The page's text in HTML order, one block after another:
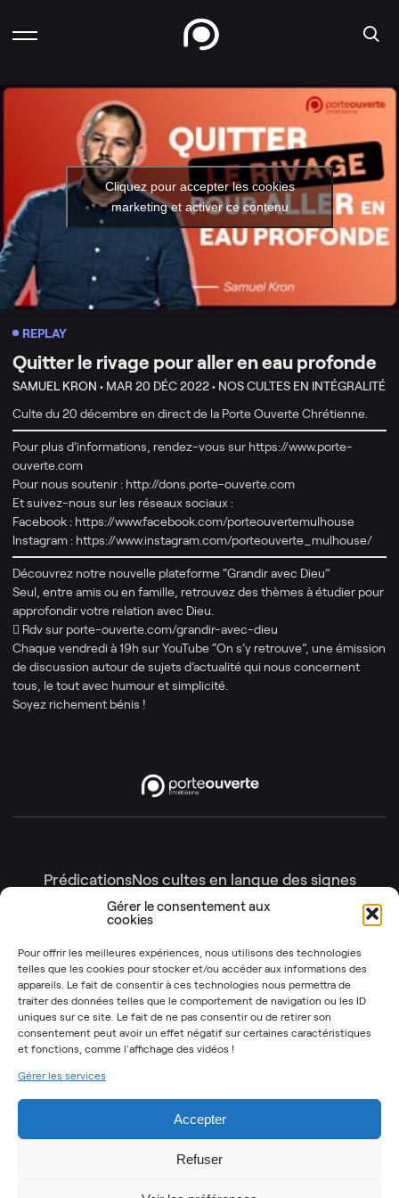
Gérer le consentement aux
cookies
Pour offrir les meilleures expériences, nous utilisons des technologies
telles que les cookies pour stocker et/ou accéder aux informations des
appareils. Le fait de consentir à ces technologies nous permettra de
traiter des données telles que le comportement de navigation ou les ID
uniques sur ce site. Le fait de ne pas consentir ou de retirer son
consentement peut avoir un effet négatif sur certaines caractéristiques
et fonctions, comme l'affichage des vidéos !
Gérer les services
Accepter
Refuser
Cliquez pour accepter les cookies
marketing et activer ce contenu
REPLAY
Quitter le rivage pour aller en eau profonde
SAMUEL KRON • MAR 20 DÉC 2022 • NOS CULTES EN INTÉGRALITÉ
Culte du 20 décembre en direct de la Porte Ouverte Chrétienne.
Pour plus d’informations, rendez-vous sur https://www.porte-
ouverte.com​
Pour nous soutenir : http://dons.porte-ouverte.com
Et suivez-nous sur les réseaux sociaux :
Facebook : https://www.facebook.com/porteouvertemulhouse
Instagram : https://www.instagram.com/porteouverte_mulhouse/
Découvrez notre nouvelle plateforme “Grandir avec Dieu”
Seul, entre amis ou en famille, retrouvez des thèmes à étudier pour
approfondir votre relation avec Dieu.
 Rdv sur porte-ouverte.com/grandir-avec-dieu
Chaque vendredi à 19h sur YouTube “On s’y retrouve”, une émission
de discussion autour de sujets d’actualité qui nous concernent
tous, le tout avec humour et simplicité.
Soyez richement bénis !
PrédicationsNos cultes en langue des signes
Nos cultes en intégralité
Génération enfants
Les Instants Post-It
Nos émissions
OSYR – Dernière saison
OSYR – Autres saisons
Notre Rendez-Vous
T’as 2 minutes
Politique de cookies (UE)